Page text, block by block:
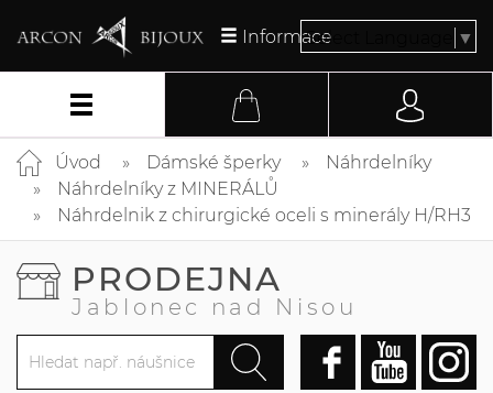
InformaceSelect Language ▼
Úvod Dámské šperky
Náhrdelníky
Náhrdelníky z MINERÁLŮ
Náhrdelnik z chirurgické oceli s minerály H/RH3
PRODEJNA
Jablonec nad Nisou